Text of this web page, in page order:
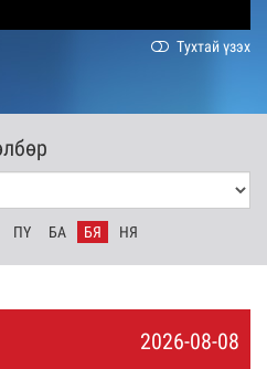
Тухтай үзэх
ПҮ БА БЯ НЯ
2026-08-08